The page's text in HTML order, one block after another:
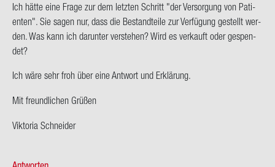
Ich hätte eine Frage zur dem letz­ten Schritt "der Ver­sor­gung von Pa­ti­
en­ten". Sie sagen nur, dass die Be­stand­tei­le zur Ver­fü­gung ge­stellt wer­
den. Was kann ich dar­un­ter ver­ste­hen? Wird es ver­kauft oder ge­spen­
det?
Ich wäre sehr froh über eine Ant­wort und Er­klä­rung.
Mit freund­li­chen Grü­ßen
Vik­to­ria Schnei­der